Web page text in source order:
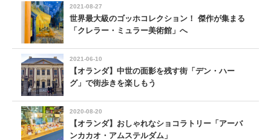
2021-08-27
世界最大級のゴッホコレクション！ 傑作が集まる
「クレラー・ミュラー美術館」へ
2021-06-10
【オランダ】中世の面影を残す街「デン・ハー
グ」で街歩きを楽しもう
2020-08-20
【オランダ】おしゃれなショコラトリー「アーバ
ンカカオ・アムステルダム」